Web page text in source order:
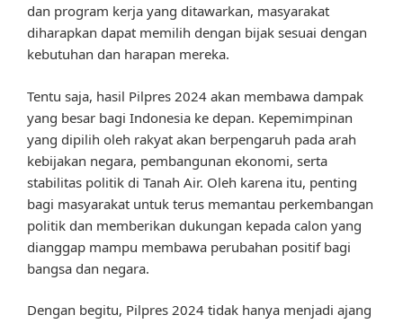
dan program kerja yang ditawarkan, masyarakat
diharapkan dapat memilih dengan bijak sesuai dengan
kebutuhan dan harapan mereka.
Tentu saja, hasil Pilpres 2024 akan membawa dampak
yang besar bagi Indonesia ke depan. Kepemimpinan
yang dipilih oleh rakyat akan berpengaruh pada arah
kebijakan negara, pembangunan ekonomi, serta
stabilitas politik di Tanah Air. Oleh karena itu, penting
bagi masyarakat untuk terus memantau perkembangan
politik dan memberikan dukungan kepada calon yang
dianggap mampu membawa perubahan positif bagi
bangsa dan negara.
Dengan begitu, Pilpres 2024 tidak hanya menjadi ajang